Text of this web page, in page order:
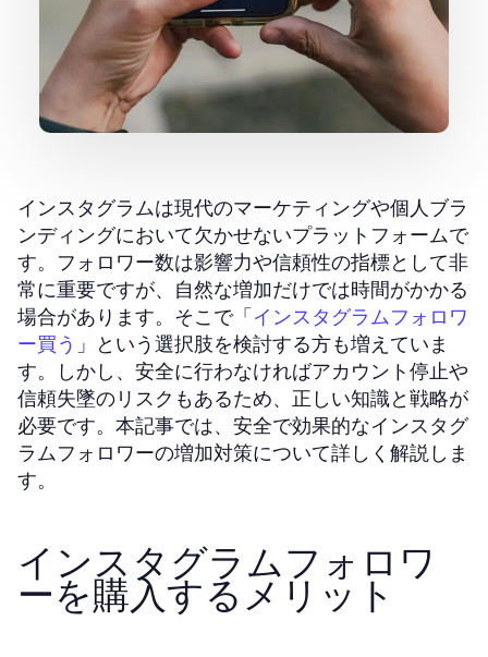
インスタグラムは現代のマーケティングや個人ブラ
ンディングにおいて欠かせないプラットフォームで
す。フォロワー数は影響力や信頼性の指標として非
常に重要ですが、自然な増加だけでは時間がかかる
場合があります。そこで「インスタグラムフォロワ
ー買う 」という選択肢を検討する方も増えていま
す。しかし、安全に行わなければアカウント停止や
信頼失墜のリスクもあるため、正しい知識と戦略が
必要です。本記事では、安全で効果的なインスタグ
ラムフォロワーの増加対策について詳しく解説しま
す。
インスタグラムフォロワ
ーを購入するメリット